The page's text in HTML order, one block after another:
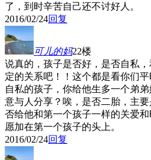
了，到时辛苦自己还不讨好人。
2016/02/24回复
可儿的妈22楼
说真的，孩子是否好，是否自私
定的关系吧！！这个都是看你们
自私的孩子，你给他生多一个弟
意与人分享？唉，是否二胎，主
否给他和第一个孩子一样的关爱
愿加在第一个孩子的头上。
2016/02/24回复